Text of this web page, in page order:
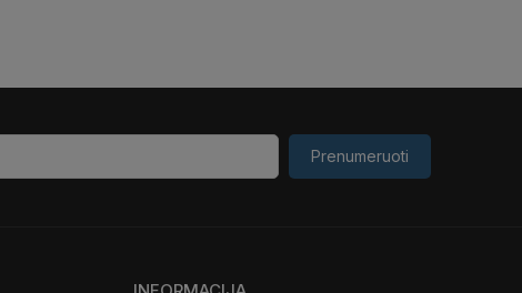
Prenumeruoti